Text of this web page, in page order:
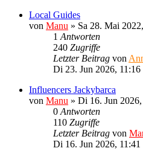
Local Guides
von Manu » Sa 28. Mai
1 Antworten
240 Zugriffe
Letzter Beitrag von
Di 23. Jun 2026, 11:16
Influencers Jackybarca
von Manu » Di 16. Jun 2026,
0 Antworten
110 Zugriffe
Letzter Beitrag von
Di 16. Jun 2026, 11:41